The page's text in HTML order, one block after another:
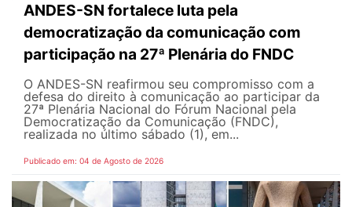
ANDES-SN fortalece luta pela
democratização da comunicação com
participação na 27ª Plenária do FNDC
O ANDES-SN reafirmou seu compromisso com a
defesa do direito à comunicação ao participar da
27ª Plenária Nacional do Fórum Nacional pela
Democratização da Comunicação (FNDC),
realizada no último sábado (1), em...
Publicado em: 04 de Agosto de 2026